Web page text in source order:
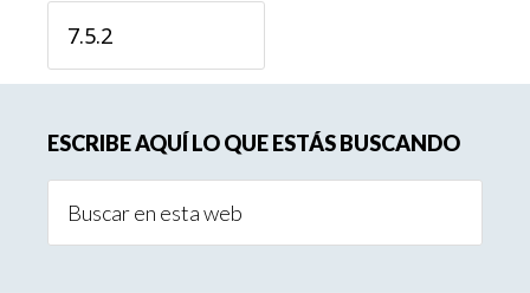
lateral
principal
ESCRIBE AQUÍ LO QUE ESTÁS BUSCANDO